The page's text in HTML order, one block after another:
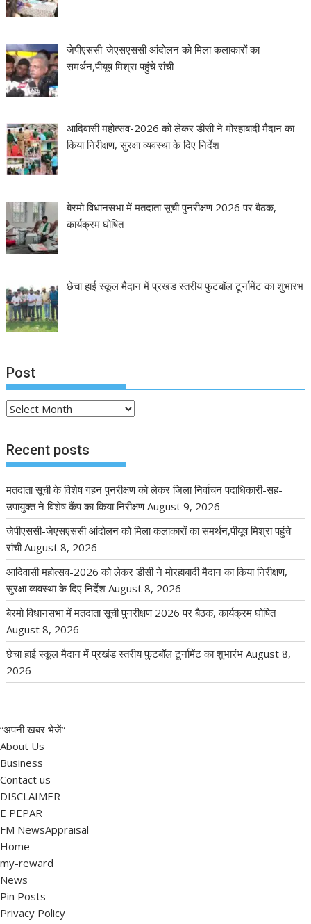
जेपीएससी-जेएसएससी आंदोलन को मिला कलाकारों का
समर्थन,पीयूष मिश्रा पहुंचे रांची
आदिवासी महोत्सव-2026 को लेकर डीसी ने मोरहाबादी मैदान का
किया निरीक्षण, सुरक्षा व्यवस्था के दिए निर्देश
बेरमो विधानसभा में मतदाता सूची पुनरीक्षण 2026 पर बैठक,
कार्यक्रम घोषित
छेचा हाई स्कूल मैदान में प्रखंड स्तरीय फुटबॉल टूर्नामेंट का शुभारंभ
Post
Post
Recent posts
मतदाता सूची के विशेष गहन पुनरीक्षण को लेकर जिला निर्वाचन पदाधिकारी-सह-
उपायुक्त ने विशेष कैंप का किया निरीक्षण August 9, 2026
जेपीएससी-जेएसएससी आंदोलन को मिला कलाकारों का समर्थन,पीयूष मिश्रा पहुंचे
रांची August 8, 2026
आदिवासी महोत्सव-2026 को लेकर डीसी ने मोरहाबादी मैदान का किया निरीक्षण,
सुरक्षा व्यवस्था के दिए निर्देश August 8, 2026
बेरमो विधानसभा में मतदाता सूची पुनरीक्षण 2026 पर बैठक, कार्यक्रम घोषित
August 8, 2026
छेचा हाई स्कूल मैदान में प्रखंड स्तरीय फुटबॉल टूर्नामेंट का शुभारंभ August 8,
2026
“अपनी खबर भेजें”
About Us
Business
Contact us
DISCLAIMER
E PEPAR
FM NewsAppraisal
Home
my-reward
News
Pin Posts
Privacy Policy